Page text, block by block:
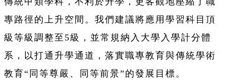
專路徑的上升空間。我們建議將應用學習科目頂
級等級調整至5級，並常規納入大學入學計分體
系，以打通升學通道，落實職專教育與傳統學術
教育“同等尊嚴、同等前景”的發展目標。